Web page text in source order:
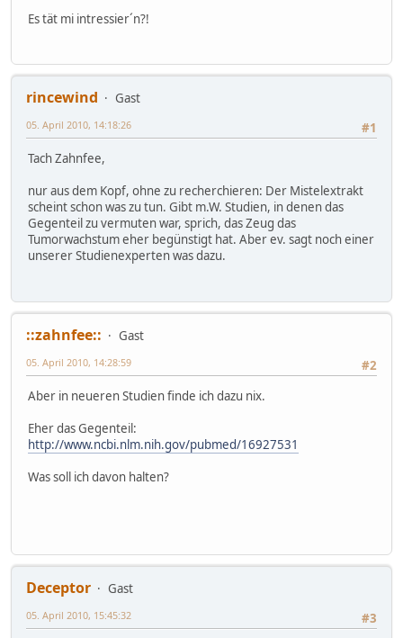
Es tät mi intressier´n?!
rincewind
Gast
#1
05. April 2010, 14:18:26
Tach Zahnfee,
nur aus dem Kopf, ohne zu recherchieren: Der Mistelextrakt
scheint schon was zu tun. Gibt m.W. Studien, in denen das
Gegenteil zu vermuten war, sprich, das Zeug das
Tumorwachstum eher begünstigt hat. Aber ev. sagt noch einer
unserer Studienexperten was dazu.
::zahnfee::
Gast
#2
05. April 2010, 14:28:59
Aber in neueren Studien finde ich dazu nix.
Eher das Gegenteil:
http://www.ncbi.nlm.nih.gov/pubmed/16927531
Was soll ich davon halten?
Deceptor
Gast
#3
05. April 2010, 15:45:32